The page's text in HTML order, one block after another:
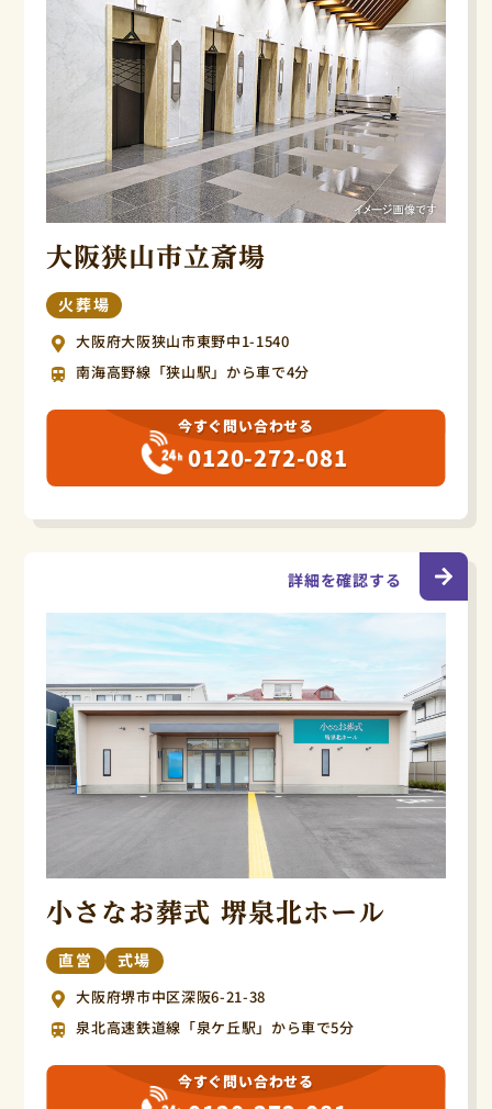
大阪狭山市立斎場
火葬場
大阪府大阪狭山市東野中1-1540
南海高野線「狭山駅」から車で4分
今すぐ問い合わせる
0120-272-081
小さなお葬式 堺泉北ホール
直営 式場
大阪府堺市中区深阪6-21-38
泉北高速鉄道線「泉ケ丘駅」から車で5分
詳細を確認する
今すぐ問い合わせる